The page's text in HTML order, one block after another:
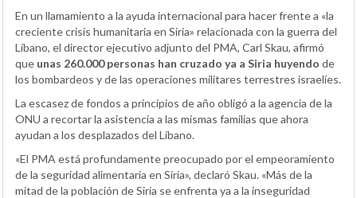
En un llamamiento a la ayuda internacional para hacer frente a «la
creciente crisis humanitaria en Siria» relacionada con la guerra del
Líbano, el director ejecutivo adjunto del PMA, Carl Skau, afirmó
que unas 260.000 personas han cruzado ya a Siria huyendo de
los bombardeos y de las operaciones militares terrestres israelíes.
La escasez de fondos a principios de año obligó a la agencia de la
ONU a recortar la asistencia a las mismas familias que ahora
ayudan a los desplazados del Líbano.
«El PMA está profundamente preocupado por el empeoramiento
de la seguridad alimentaria en Siria», declaró Skau. «Más de la
mitad de la población de Siria se enfrenta ya a la inseguridad